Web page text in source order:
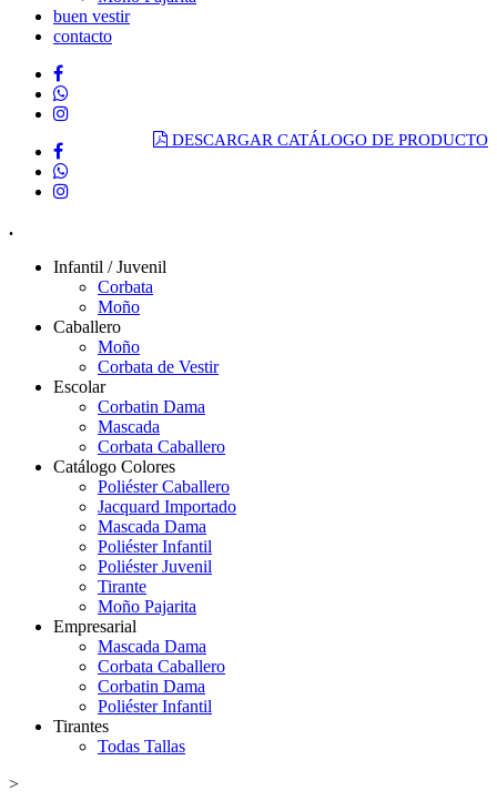
buen vestir
contacto
DESCARGAR CATÁLOGO DE PRODUCTO
.
Infantil / Juvenil
Corbata
Moño
Caballero
Moño
Corbata de Vestir
Escolar
Corbatin Dama
Mascada
Corbata Caballero
Catálogo Colores
Poliéster Caballero
Jacquard Importado
Mascada Dama
Poliéster Infantil
Poliéster Juvenil
Tirante
Moño Pajarita
Empresarial
Mascada Dama
Corbata Caballero
Corbatin Dama
Poliéster Infantil
Tirantes
Todas Tallas
>